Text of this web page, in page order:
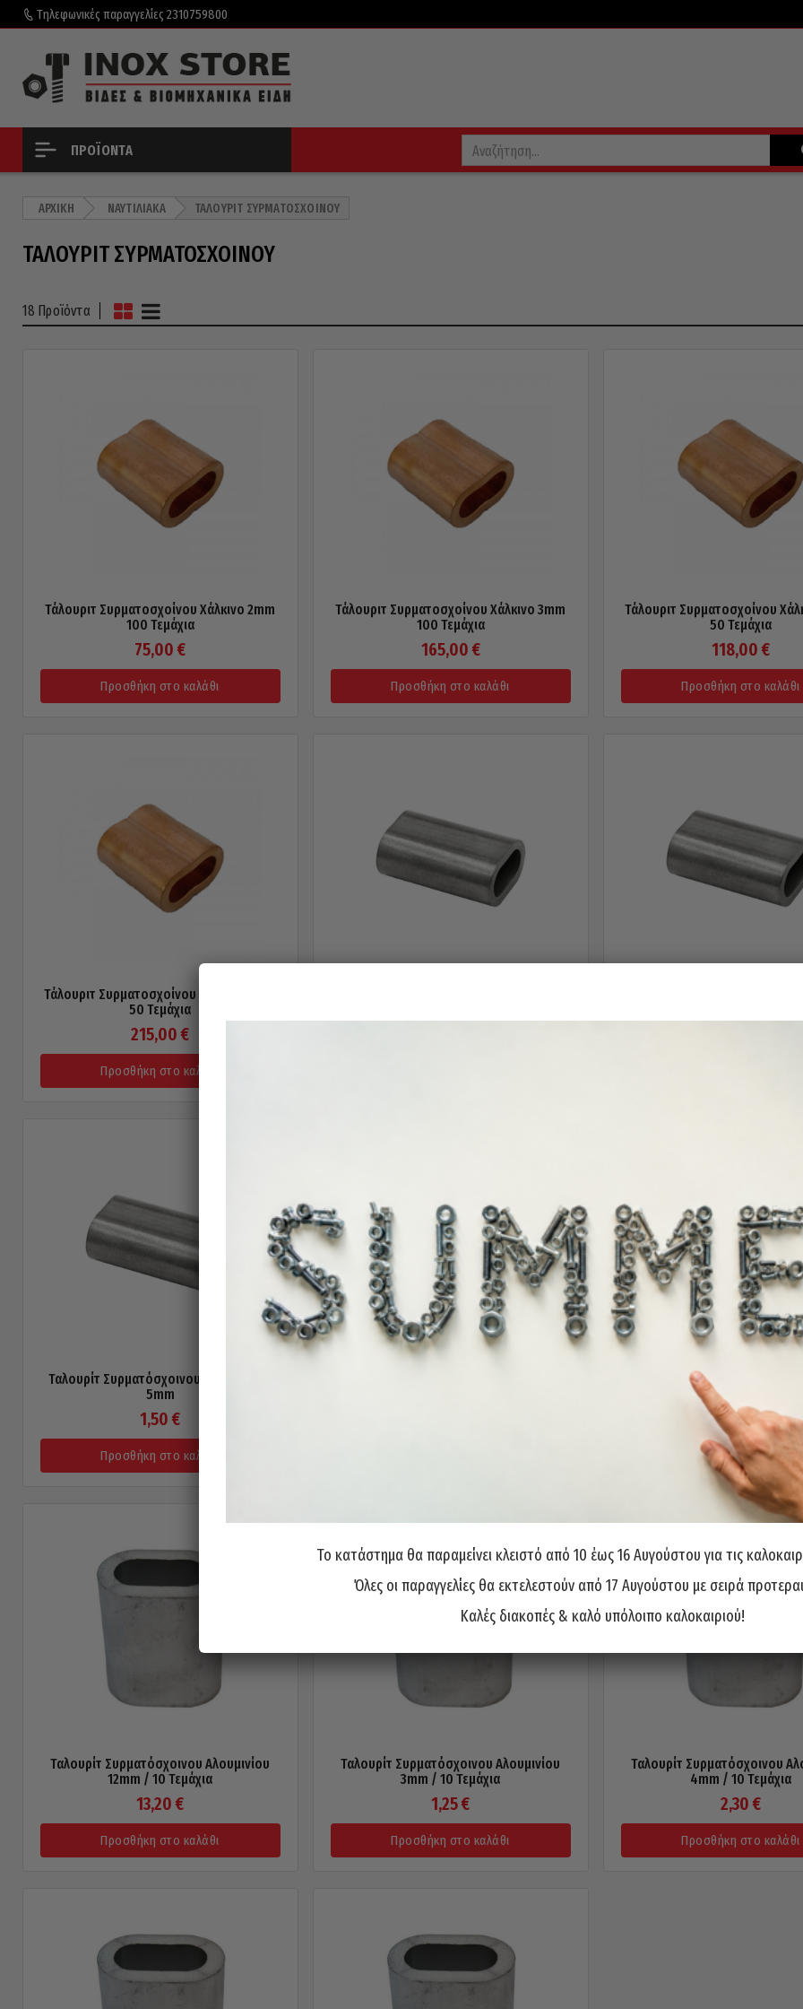
Τηλεφωνικές παραγγελίες 2310759800
ΠΡΟΪΌΝΤΑ
ΑΡΧΙΚΉ ΝΑΥΤΙΛΙΑΚΆ ΤΑΛΟΥΡΊΤ ΣΥΡΜΑΤΌΣΧΟΙΝΟΥ
ΤΑΛΟΥΡΊΤ ΣΥΡΜΑΤΌΣΧΟΙΝΟΥ
18 Προϊόντα
Τάλουριτ Συρματοσχοίνου Χάλκινο 2mm
100 Τεμάχια
75,00 €
Προσθήκη στο καλάθι
Τάλουριτ Συρματοσχοίνου Χάλκινο 3mm
100 Τεμάχια
165,00 €
Προσθήκη στο καλάθι
Τάλουριτ Συρματοσχοίνου
50 Τεμάχια
118,00 €
Προσθήκη στο καλάθι
Τάλουριτ Συρματοσχοίνου Χάλκινο 6mm
50 Τεμάχια
215,00 €
Προσθήκη στο καλάθι
Ταλουρίτ Συρματόσχοινου INOX 316 A4
5mm
1,50 €
Προσθήκη στο καλάθι
Ταλουρίτ Συρματόσχοινου
6,00 €
Προσθήκη στο καλάθι
Ταλουρίτ Συρματόσχοινου Αλουμινίου
12mm / 10 Τεμάχια
13,20 €
Προσθήκη στο καλάθι
Ταλουρίτ Συρματόσχοινου Αλουμινίου
3mm / 10 Τεμάχια
1,25€
Προσθήκη στο καλάθι
Ταλουρίτ Συρματόσχοινου
4mm / 10 Τεμάχια
2,30 €
Προσθήκη στο καλάθι
Το κατάστημα θα παραμείνει κλειστό από 10 έως 16 Αυγούστου για τις
Όλες οι παραγγελίες θα εκτελεστούν από 17 Αυγούστου με σειρά
Καλές διακοπές & καλό υπόλοιπο καλοκαιριού!